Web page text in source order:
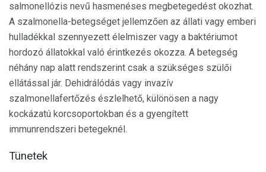
salmonellózis nevű hasmenéses megbetegedést okozhat.
A szalmonella-betegséget jellemzően az állati vagy emberi
hulladékkal szennyezett élelmiszer vagy a baktériumot
hordozó állatokkal való érintkezés okozza. A betegség
néhány nap alatt rendszerint csak a szükséges szülői
ellátással jár. Dehidrálódás vagy invazív
szalmonellafertőzés észlelhető, különösen a nagy
kockázatú korcsoportokban és a gyengített
immunrendszeri betegeknél.
Tünetek